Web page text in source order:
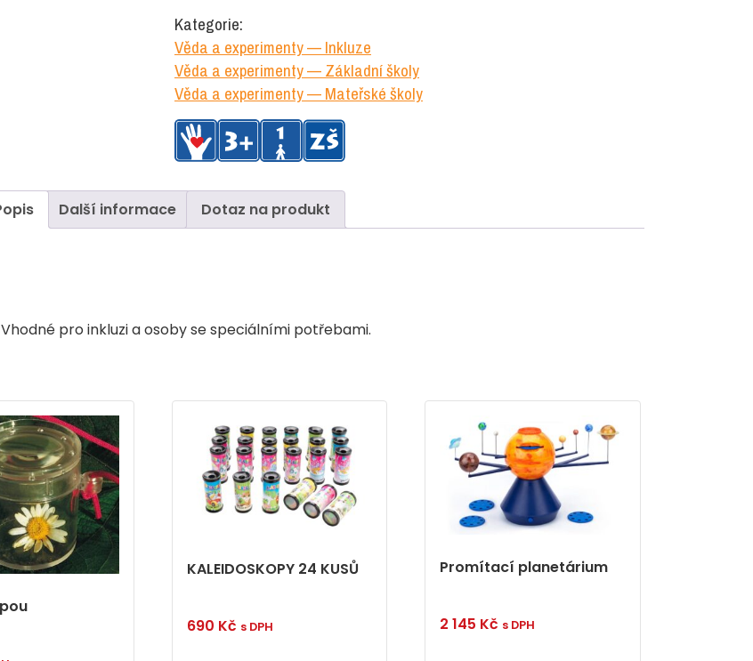
množství
Kategorie:
Věda a experimenty — Inkluze
Věda a experimenty — Základní školy
Věda a experimenty — Mateřské školy
Další informace Dotaz na produkt
pro inkluzi a osoby se speciálními potřebami.
KALEIDOSKOPY 24 KUSŮ
690 Kč s DPH
Promítací planetárium
2 145 Kč s DPH